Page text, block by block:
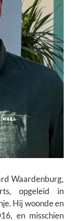
Waardenburg,
opgeleid in
Hij woonde en
en misschien